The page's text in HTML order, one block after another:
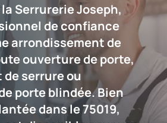
Serrurerie Joseph,
de confiance
arrondissement de
ouverture de porte,
serrure ou
porte blindée. Bien
dans le 75019,